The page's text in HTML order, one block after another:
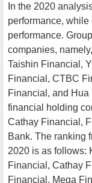
In the 2020
performance,
performance.
companies,
Taishin Financial,
Financial, CTBC
Financial, and
financial holding
Cathay Financial,
Bank. The ranking
2020 is as follows:
Financial, Cathay
Financial, Mega